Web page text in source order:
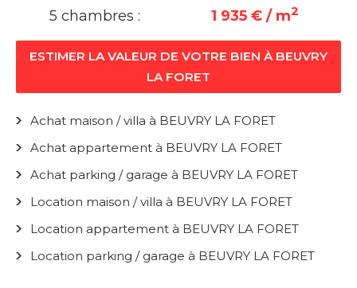
5 chambres : 1 935 € / m2
ESTIMER LA VALEUR DE VOTRE BIEN À BEUVRY
LA FORET
Achat maison / villa à BEUVRY LA FORET
Achat appartement à BEUVRY LA FORET
Achat parking / garage à BEUVRY LA FORET
Location maison / villa à BEUVRY LA FORET
Location appartement à BEUVRY LA FORET
Location parking / garage à BEUVRY LA FORET